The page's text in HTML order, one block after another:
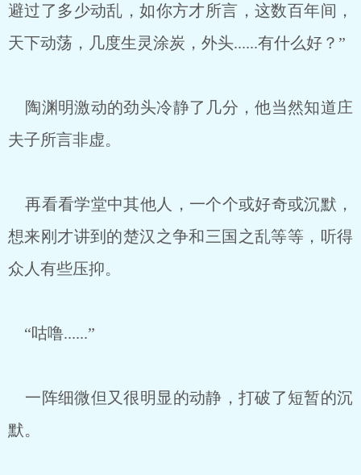
避过了多少动乱，如你方才所言，这数百年间，
天下动荡，几度生灵涂炭，外头......有什么好？”
陶渊明激动的劲头冷静了几分，他当然知道庄
夫子所言非虚。
再看看学堂中其他人，一个个或好奇或沉默，
想来刚才讲到的楚汉之争和三国之乱等等，听得
众人有些压抑。
“咕噜......”
一阵细微但又很明显的动静，打破了短暂的沉
默。